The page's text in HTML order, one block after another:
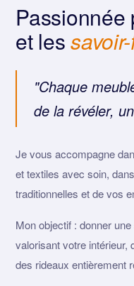
Passionnée
et les
"Chaque
de la révéler,
Je vous accompagne
et textiles avec soin,
traditionnelles et de vos
Mon objectif : donner
valorisant votre intérieur,
des rideaux entièrement